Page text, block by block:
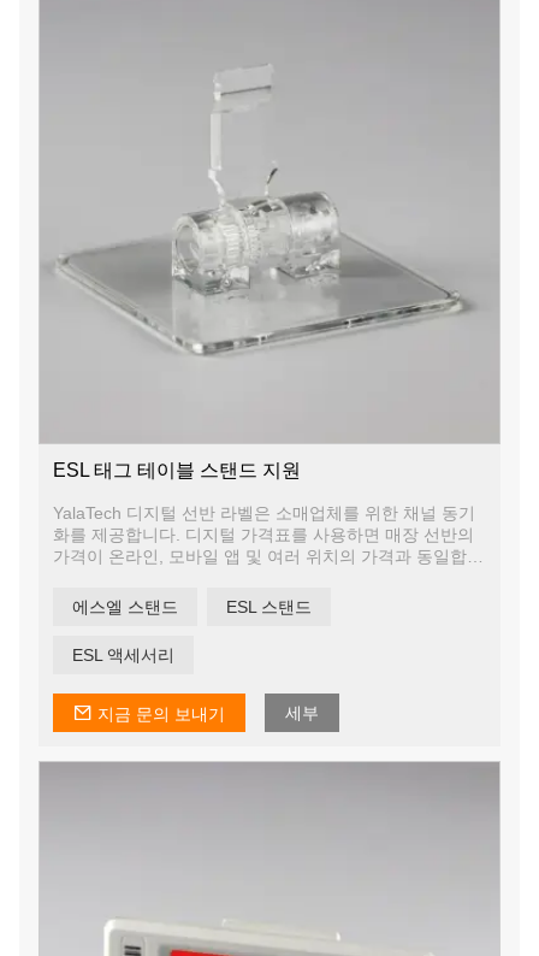
ESL 태그 테이블 스탠드 지원
YalaTech 디지털 선반 라벨은 소매업체를 위한 채널 동기
화를 제공합니다. 디지털 가격표를 사용하면 매장 선반의
가격이 온라인, 모바일 앱 및 여러 위치의 가격과 동일합니
핑객이 어떤 방식으로 참여하든 통합된 경험을 보장할 수
있습니다.
에스엘 스탠드 ESL 스탠드
ESL 액세서리
지금 문의 보내기 세부